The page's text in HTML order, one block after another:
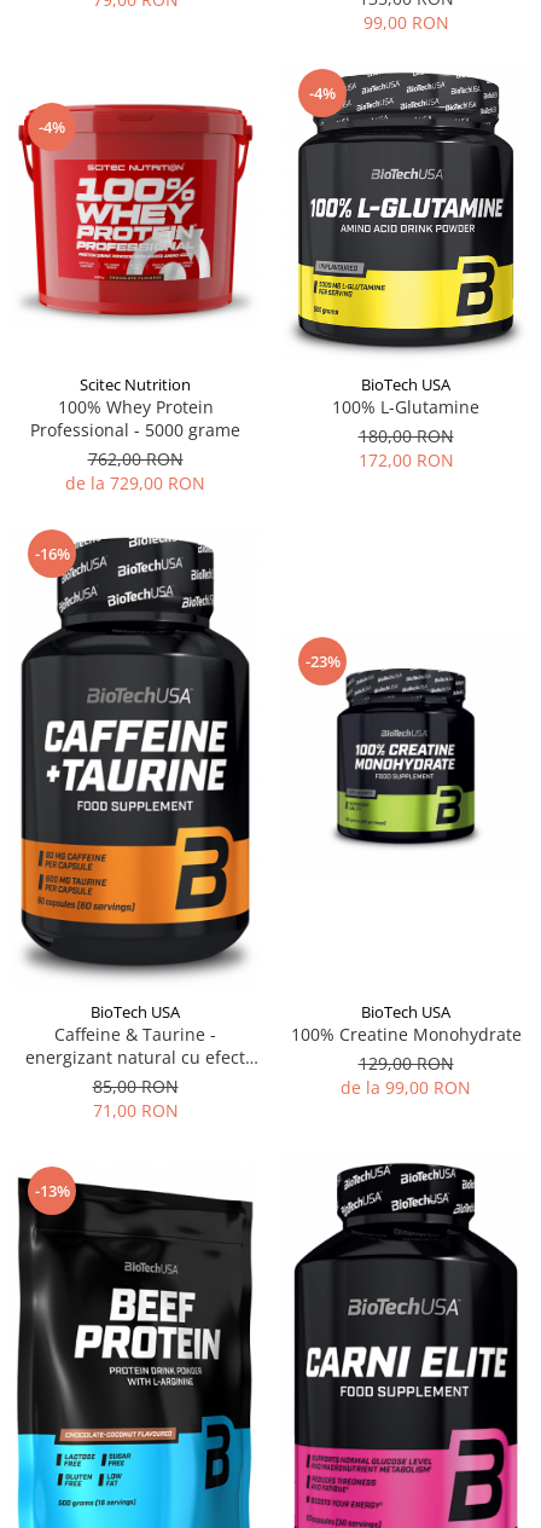
99,00 RON
-4%
Scitec Nutrition
100% Whey Protein
Professional - 5000 grame
762,00 RON
de la 729,00 RON
-4%
BioTech USA
100% L-Glutamine
180,00 RON
172,00 RON
-16%
BioTech USA
Caffeine & Taurine -
energizant natural cu efect
reconfortant
85,00 RON
71,00 RON
-23%
BioTech USA
100% Creatine Monohydrate
129,00 RON
de la 99,00 RON
-13%